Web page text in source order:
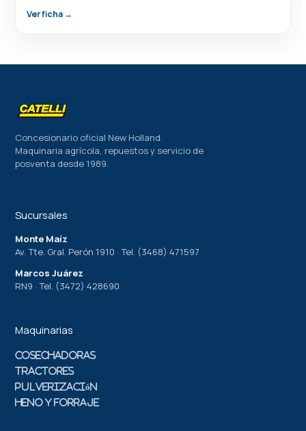
Ver ficha →
Concesionario oficial New Holland.
Maquinaria agrícola, repuestos y servicio de
posventa desde 1989.
Sucursales
Monte Maíz
Av. Tte. Gral. Perón 1910 · Tel. (3468) 471597
Marcos Juárez
RN9 · Tel. (3472) 428690
Maquinarias
Cosechadoras
Tractores
Pulverización
Heno y Forraje